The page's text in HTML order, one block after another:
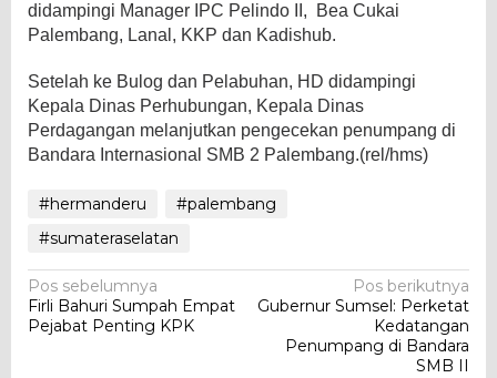
didampingi Manager IPC Pelindo II, Bea Cukai
Palembang, Lanal, KKP dan Kadishub.
Setelah ke Bulog dan Pelabuhan, HD didampingi
Kepala Dinas Perhubungan, Kepala Dinas
Perdagangan melanjutkan pengecekan penumpang di
Bandara Internasional SMB 2 Palembang.(rel/hms)
#hermanderu
#palembang
#sumateraselatan
Navigasi
pos
Pos sebelumnya
Firli Bahuri Sumpah Empat
Pejabat Penting KPK
Pos berikutnya
Gubernur Sumsel: Perketat
Kedatangan
Penumpang di Bandara
SMB II